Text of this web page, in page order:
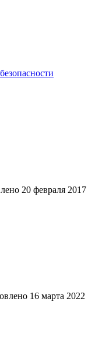
20 февраля 2017
16 марта 2022